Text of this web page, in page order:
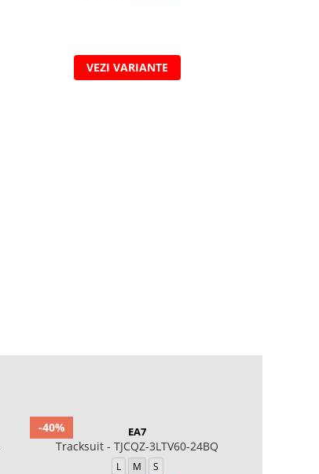
VEZI VARIANTE
-40% EA7
Tracksuit - TJCQZ-3LTV60-24BQ
L M S